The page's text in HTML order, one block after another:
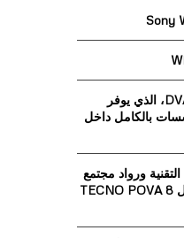
أطلقت Synology جهاز DVA7400، الذي يوفر
بالكامل داخل
ورواد مجتمع
الألعاب يشاركون انطباعاتهم حول TECNO POVA 8